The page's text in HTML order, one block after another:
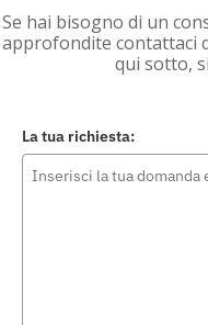
Se hai bisogno di un
approfondite contattaci
qui sotto,
La tua richiesta: